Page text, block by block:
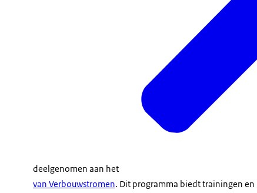
deelgenomen aan het
van Verbouwstromen. Dit programma biedt trainingen en